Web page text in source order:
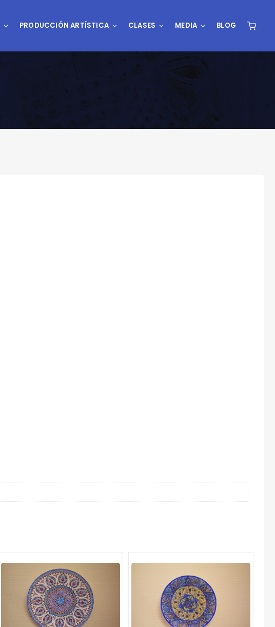
PRODUCCIÓN ARTÍSTICA CLASES MEDIA BLOG